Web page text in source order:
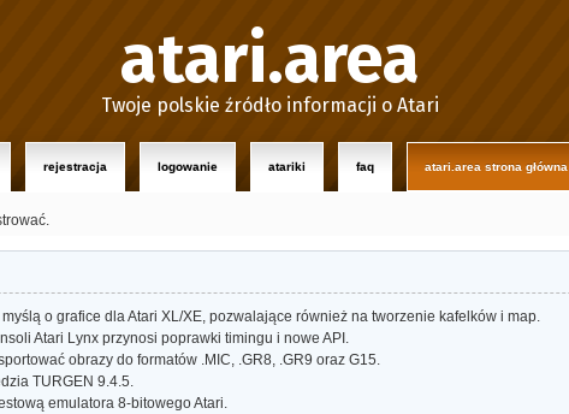
atari.area
Twoje polskie źródło informacji o Atari
rejestracja logowanie atariki faq atari.area strona główna
o grafice dla Atari XL/XE, pozwalające również na tworzenie kafelków i map.
Atari Lynx przynosi poprawki timingu i nowe API.
obrazy do formatów .MIC, .GR8, .GR9 oraz G15.
TURGEN 9.4.5.
emulatora 8-bitowego Atari.